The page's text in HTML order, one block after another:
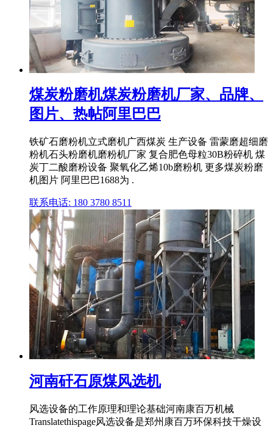
煤炭粉磨机煤炭粉磨机厂家、品牌、
图片、热帖阿里巴巴
铁矿石磨粉机立式磨机广西煤炭 生产设备 雷蒙磨超细磨
粉机石头粉磨机磨粉机厂家 复合肥色母粒30B粉碎机 煤
炭丁二酸磨粉设备 聚氧化乙烯10b磨粉机 更多煤炭粉磨
机图片 阿里巴巴1688为 .
联系电话: 180 3780 8511
河南矸石原煤风选机
风选设备的工作原理和理论基础河南康百万机械
Translatethispage风选设备是郑州康百万环保科技干燥设